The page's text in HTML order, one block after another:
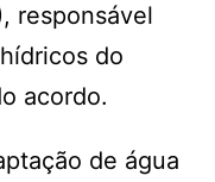
responsável
do
acordo.
de água